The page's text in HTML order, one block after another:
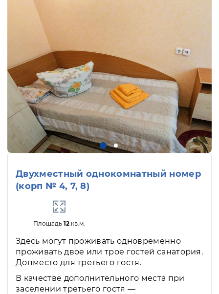
Двухместный однокомнатный номер
(корп № 4, 7, 8)
Площадь 12кв.м.
Здесь могут проживать одновременно
проживать двое или трое гостей санатория.
Допместо для третьего гостя.
В качестве дополнительного места при
заселении третьего гостя —